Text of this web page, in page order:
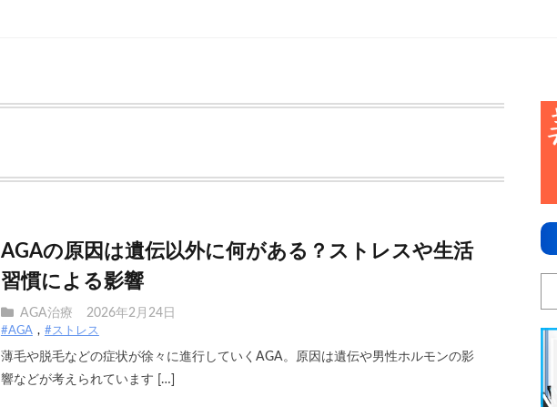
AGAの原因は遺伝以外に何がある？ストレスや生活
習慣による影響
AGA治療 2026年2月24日
#AGA #ストレス
薄毛や脱毛などの症状が徐々に進行していくAGA。原因は遺伝や男性ホルモンの影
響などが考えられています […]